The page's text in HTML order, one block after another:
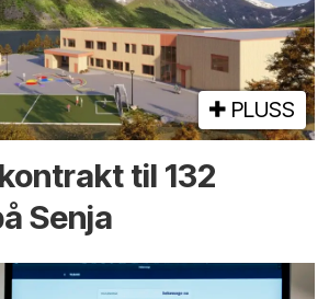
PLUSS
til 132
Senja